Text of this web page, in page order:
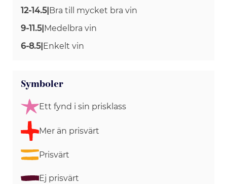
12-14.5|Bra till mycket bra vin
9-11.5|Medelbra vin
6-8.5|Enkelt vin
Symboler
Ett fynd i sin prisklass
Mer än prisvärt
Prisvärt
Ej prisvärt